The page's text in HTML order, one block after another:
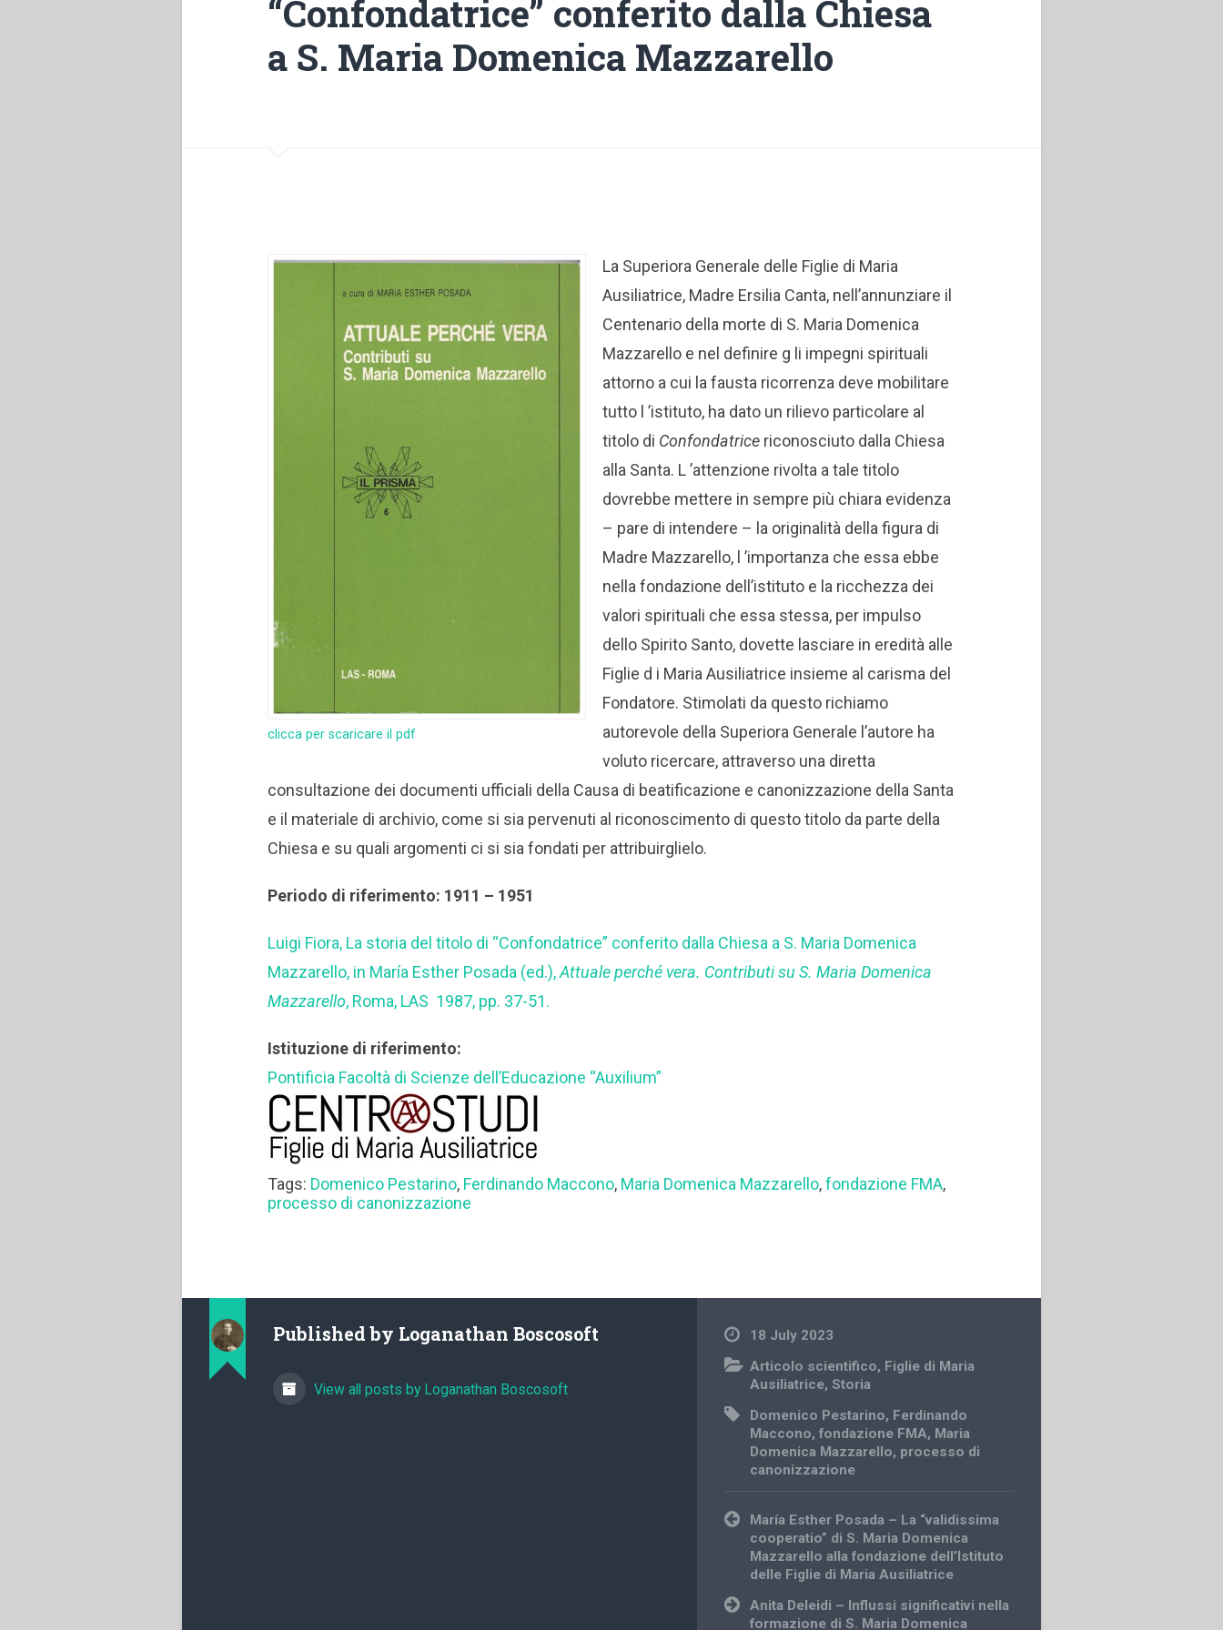
“Confondatrice” conferito dalla Chiesa
a S. Maria Domenica Mazzarello
clicca per scaricare il pdf
La Superiora Generale delle Figlie di Maria
Ausiliatrice, Madre Ersilia Canta, nell’annunziare il
Centenario della morte di S. Maria Domenica
Mazzarello e nel definire g li impegni spirituali
attorno a cui la fausta ricorrenza deve mobilitare
tutto l ’istituto, ha dato un rilievo particolare al
titolo di Confondatrice riconosciuto dalla Chiesa
alla Santa. L ’attenzione rivolta a tale titolo
dovrebbe mettere in sempre più chiara evidenza
– pare di intendere – la originalità della figura di
Madre Mazzarello, l ’importanza che essa ebbe
nella fondazione dell’istituto e la ricchezza dei
valori spirituali che essa stessa, per impulso
dello Spirito Santo, dovette lasciare in eredità alle
Figlie d i Maria Ausiliatrice insieme al carisma del
Fondatore. Stimolati da questo richiamo
autorevole della Superiora Generale l’autore ha
voluto ricercare, attraverso una diretta
consultazione dei documenti ufficiali della Causa di beatificazione e canonizzazione della Santa
e il materiale di archivio, come si sia pervenuti al riconoscimento di questo titolo da parte della
Chiesa e su quali argomenti ci si sia fondati per attribuirglielo.
Periodo di riferimento: 1911 – 1951
Luigi Fiora, La storia del titolo di “Confondatrice” conferito dalla Chiesa a S. Maria Domenica
Mazzarello, in María Esther Posada (ed.),Attuale perché vera. Contributi su S. Maria Domenica
Mazzarello, Roma, LAS 1987, pp. 37-51.
Istituzione di riferimento:
Pontificia Facoltà di Scienze dell’Educazione “Auxilium”
Tags: Domenico Pestarino, Ferdinando Maccono, Maria Domenica Mazzarello,fondazione FMA,
processo di canonizzazione
Published by Loganathan Boscosoft
View all posts by Loganathan Boscosoft
18 July 2023
Articolo scientifico, Figlie di Maria
Ausiliatrice,Storia
Domenico Pestarino, Ferdinando
Maccono,fondazione FMA, Maria
Domenica Mazzarello, processo di
canonizzazione
Post
navigation
María Esther Posada – La “validissima
cooperatio” di S. Maria Domenica
Mazzarello alla fondazione dell’Istituto
delle Figlie di Maria Ausiliatrice
Anita Deleidi – Influssi significativi nella
formazione di S. Maria Domenica